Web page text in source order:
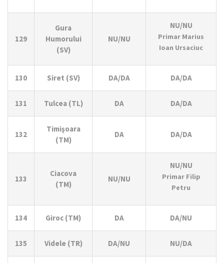
129
Gura
Humorului
(SV)
NU/NU
NU/NU
Primar Marius
Ioan Ursaciuc
130 Siret (SV) DA/DA DA/DA
131 Tulcea (TL) DA DA/DA
132
Timişoara
(TM)
DA DA/DA
133
Ciacova
(TM)
NU/NU
NU/NU
Primar Filip
Petru
134 Giroc (TM) DA DA/NU
135 Videle (TR) DA/NU NU/DA